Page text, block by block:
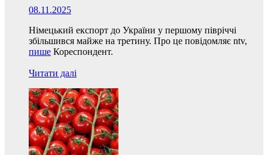
08.11.2025
Німецький експорт до України у першому півріччі
збільшився майже на третину. Про це повідомляє ntv,
пише Кореспондент.
Читати далі